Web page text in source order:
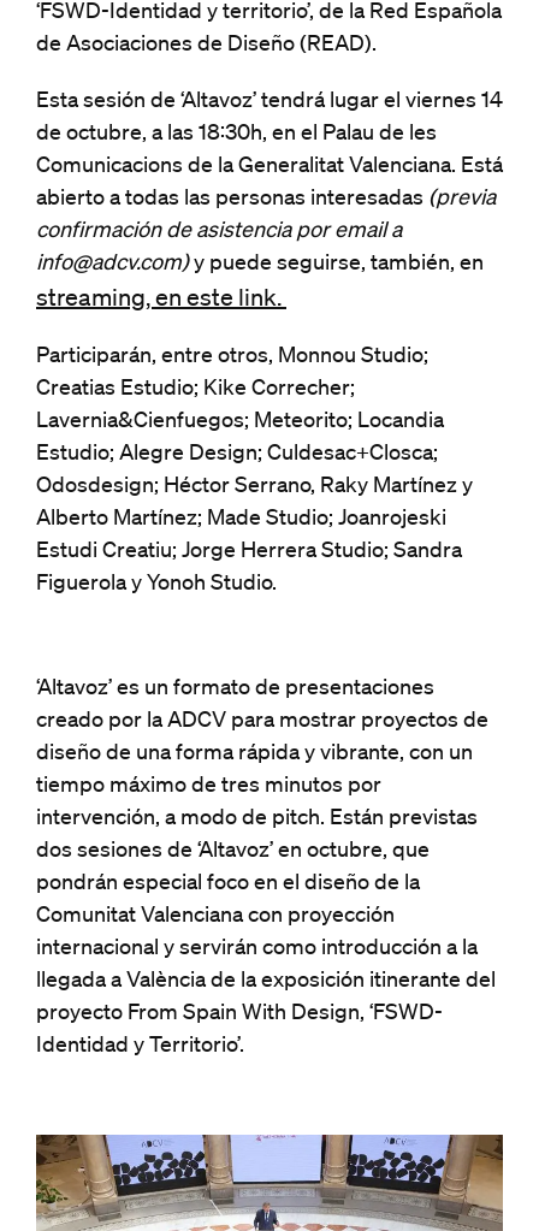
‘FSWD-Identidad y territorio’, de la Red Española
de Asociaciones de Diseño (READ).
Esta sesión de ‘Altavoz’ tendrá lugar el viernes 14
de octubre, a las 18:30h, en el Palau de les
Comunicacions de la Generalitat Valenciana. Está
abierto a todas las personas interesadas (previa
confirmación de asistencia por email a
info@adcv.com)y puede seguirse, también, en
streaming, en este link.
Participarán, entre otros, Monnou Studio;
Creatias Estudio; Kike Correcher;
Lavernia&Cienfuegos; Meteorito; Locandia
Estudio; Alegre Design; Culdesac+Closca;
Odosdesign; Héctor Serrano, Raky Martínez y
Alberto Martínez; Made Studio; Joanrojeski
Estudi Creatiu; Jorge Herrera Studio; Sandra
Figuerola y Yonoh Studio.
‘Altavoz’ es un formato de presentaciones
creado por la ADCV para mostrar proyectos de
diseño de una forma rápida y vibrante, con un
tiempo máximo de tres minutos por
intervención, a modo de pitch. Están previstas
dos sesiones de ‘Altavoz’ en octubre, que
pondrán especial foco en el diseño de la
Comunitat Valenciana con proyección
internacional y servirán como introducción a la
llegada a València de la exposición itinerante del
proyecto From Spain With Design, ‘FSWD-
Identidad y Territorio’.